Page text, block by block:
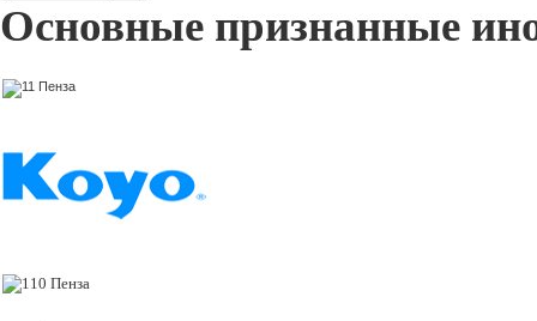
Основные признанные